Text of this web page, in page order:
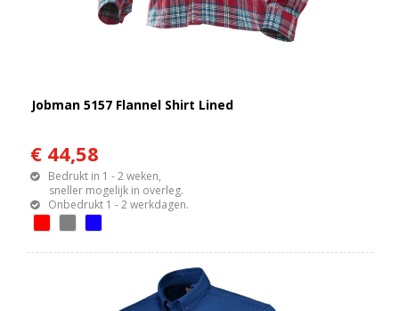
Jobman 5157 Flannel Shirt Lined
€ 44,58
Bedrukt in 1 - 2 weken,
sneller mogelijk in overleg.
Onbedrukt 1 - 2 werkdagen.